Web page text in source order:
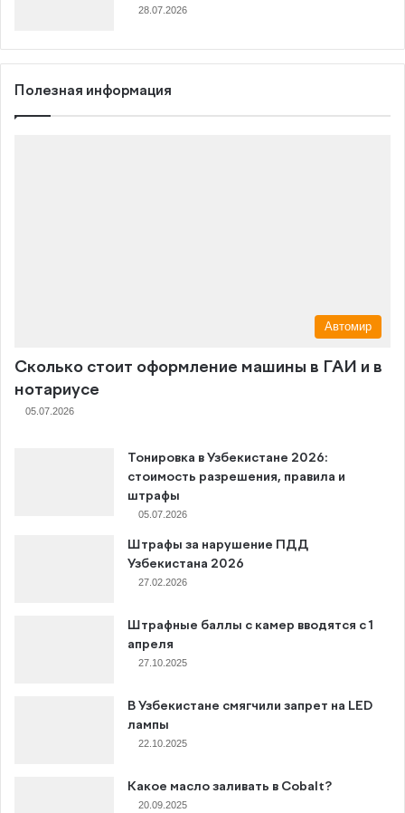
28.07.2026
Полезная информация
Автомир
Сколько стоит оформление машины в ГАИ и в
нотариусе
05.07.2026
Тонировка в Узбекистане 2026:
стоимость разрешения, правила и
штрафы
05.07.2026
Штрафы за нарушение ПДД
Узбекистана 2026
27.02.2026
Штрафные баллы с камер вводятся с 1
апреля
27.10.2025
В Узбекистане смягчили запрет на LED
лампы
22.10.2025
Какое масло заливать в Cobalt?
20.09.2025